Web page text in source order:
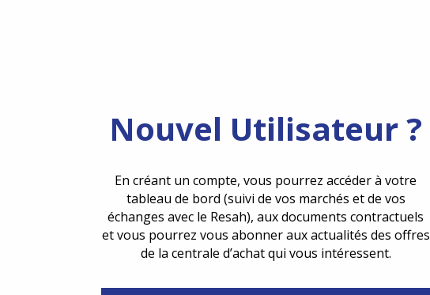
Nouvel Utilisateur ?
En créant un compte, vous pourrez accéder à votre
tableau de bord (suivi de vos marchés et de vos
échanges avec le Resah), aux documents contractuels
et vous pourrez vous abonner aux actualités des offres
de la centrale d’achat qui vous intéressent.